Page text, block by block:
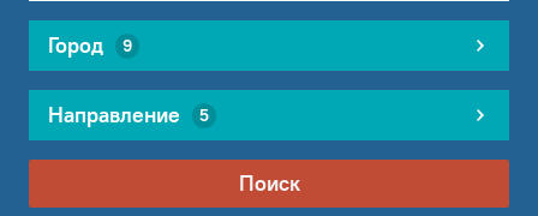
Город 9
Направление 5
Поиск